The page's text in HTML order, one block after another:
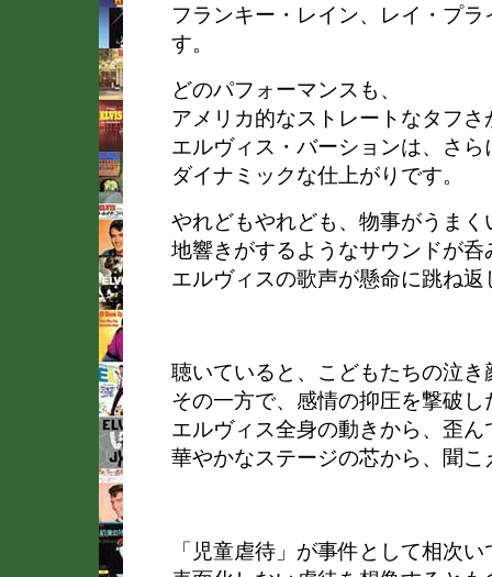
フランキー・レイン、レイ・プ
す。
どのパフォーマンスも、
アメリカ的なストレートなタフ
エルヴィス・バーションは、さ
ダイナミックな仕上がりです。
やれどもやれども、物事がうま
地響きがするようなサウンドが呑
エルヴィスの歌声が懸命に跳ね返
聴いていると、こどもたちの泣
その一方で、感情の抑圧を撃破
エルヴィス全身の動きから、歪
華やかなステージの芯から、聞こ
「児童虐待」が事件として相次